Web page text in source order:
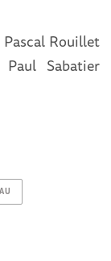
Rouillet
Sabatier